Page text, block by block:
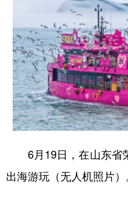
6月19日，在山东省
出海游玩（无人机照片）